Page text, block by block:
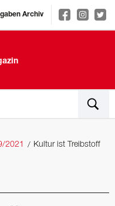
Archiv
2021 Kultur ist Treibstoff